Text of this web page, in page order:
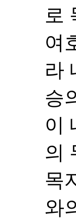
로
여
라
승
이
의
목
와